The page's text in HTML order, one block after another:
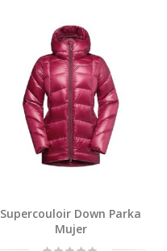
Supercouloir Down Parka
Mujer